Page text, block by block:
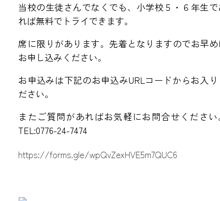
当校の生徒さんでなくでも、小学校５・６年生
れば無料でトライできます。
席に限りがあります。先着となりますのでお早
お申し込みください。
お申込みは下記のお申込みURLコードからお入
ださい。
またご質問があればお気軽にお問合せください
TEL:0776-24-7474
https://forms.gle/wpQvZexHVE5m7QUC6